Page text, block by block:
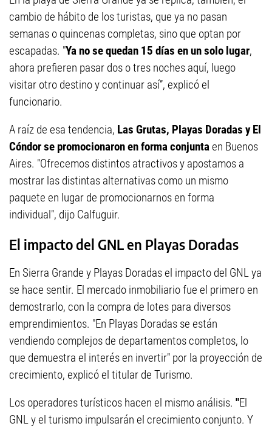
cambio de hábito de los turistas, que ya no pasan
semanas o quincenas completas, sino que optan por
escapadas. "Ya no se quedan 15 días en un solo lugar,
ahora prefieren pasar dos o tres noches aquí, luego
visitar otro destino y continuar así”, explicó el
funcionario.
A raíz de esa tendencia, Las Grutas, Playas Doradas y El
Cóndor se promocionaron en forma conjuntaen Buenos
Aires. "Ofrecemos distintos atractivos y apostamos a
mostrar las distintas alternativas como un mismo
paquete en lugar de promocionarnos en forma
individual", dijo Calfuguir.
El impacto del GNL en Playas Doradas
En Sierra Grande y Playas Doradas el impacto del GNL ya
se hace sentir. El mercado inmobiliario fue el primero en
demostrarlo, con la compra de lotes para diversos
emprendimientos. "En Playas Doradas se están
vendiendo complejos de departamentos completos, lo
que demuestra el interés en invertir" por la proyección de
crecimiento, explicó el titular de Turismo.
Los operadores turísticos hacen el mismo análisis. "El
GNL y el turismo impulsarán el crecimiento conjunto. Y